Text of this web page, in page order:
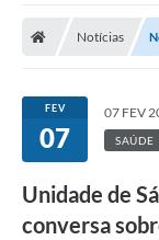
Notícias
FEV
07
07 FEV
SAÚDE
Unidade de
conversa